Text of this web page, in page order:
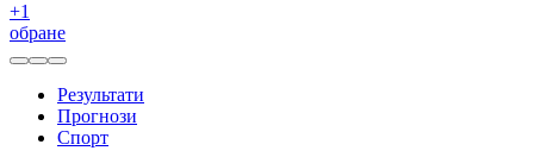
+1
обране
Результати
Прогнози
Спорт